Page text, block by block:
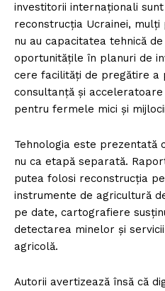
investitorii internaționali
reconstrucția Ucrainei, mulți
nu au capacitatea tehnică
oportunitățile în planuri de
cere facilități de pregătire a
consultanță și
pentru fermele mici și
Tehnologia este prezentată
nu ca etapă separată.
putea folosi reconstrucția
instrumente de agricultură
pe date, cartografiere
detectarea minelor și
agricolă.
Autorii avertizează însă că